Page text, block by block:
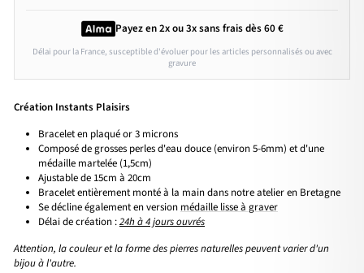
Payez en 2x ou 3xsans fraisdès 60 €
Délai pour la France, susceptible d'évoluer pour les articles personnalisés ou avec
gravure
Création Instants Plaisirs
Bracelet en plaqué or 3 microns
Composé de grosses perles d'eau douce (environ 5-6mm) et d'une
médaille martelée (1,5cm)
Ajustable de 15cm à 20cm
Bracelet entièrement monté à la main dans notre atelier en Bretagne
Se décline également en version médaille lisse à graver
Délai de création :24h à 4 jours ouvrés
Attention, la couleur et la forme des pierres naturelles peuvent varier d'un
bijou à l'autre.